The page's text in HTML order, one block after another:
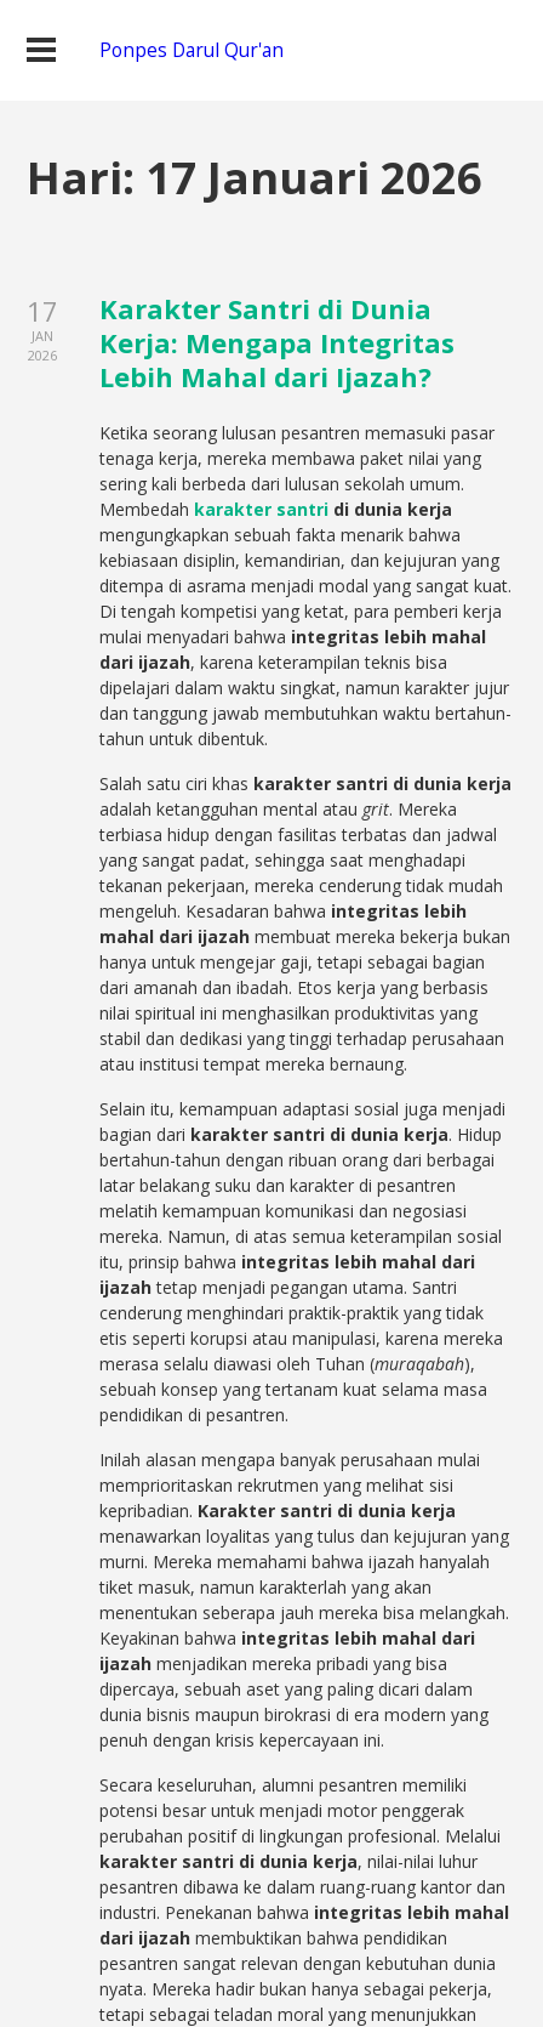
Ponpes Darul Qur'an
Hari: 17 Januari 2026
17
JAN
2026
Karakter Santri di Dunia
Kerja: Mengapa Integritas
Lebih Mahal dari Ijazah?
Ketika seorang lulusan pesantren memasuki pasar
tenaga kerja, mereka membawa paket nilai yang
sering kali berbeda dari lulusan sekolah umum.
Membedah karakter santri di dunia kerja
mengungkapkan sebuah fakta menarik bahwa
kebiasaan disiplin, kemandirian, dan kejujuran yang
ditempa di asrama menjadi modal yang sangat kuat.
Di tengah kompetisi yang ketat, para pemberi kerja
mulai menyadari bahwa integritas lebih mahal
dari ijazah, karena keterampilan teknis bisa
dipelajari dalam waktu singkat, namun karakter jujur
dan tanggung jawab membutuhkan waktu bertahun-
tahun untuk dibentuk.
Salah satu ciri khas karakter santri di dunia kerja
adalah ketangguhan mental atau grit. Mereka
terbiasa hidup dengan fasilitas terbatas dan jadwal
yang sangat padat, sehingga saat menghadapi
tekanan pekerjaan, mereka cenderung tidak mudah
mengeluh. Kesadaran bahwa integritas lebih
mahal dari ijazah membuat mereka bekerja bukan
hanya untuk mengejar gaji, tetapi sebagai bagian
dari amanah dan ibadah. Etos kerja yang berbasis
nilai spiritual ini menghasilkan produktivitas yang
stabil dan dedikasi yang tinggi terhadap perusahaan
atau institusi tempat mereka bernaung.
Selain itu, kemampuan adaptasi sosial juga menjadi
bagian dari karakter santri di dunia kerja. Hidup
bertahun-tahun dengan ribuan orang dari berbagai
latar belakang suku dan karakter di pesantren
melatih kemampuan komunikasi dan negosiasi
mereka. Namun, di atas semua keterampilan sosial
itu, prinsip bahwa integritas lebih mahal dari
ijazahtetap menjadi pegangan utama. Santri
cenderung menghindari praktik-praktik yang tidak
etis seperti korupsi atau manipulasi, karena mereka
merasa selalu diawasi oleh Tuhan (muraqabah),
sebuah konsep yang tertanam kuat selama masa
pendidikan di pesantren.
Inilah alasan mengapa banyak perusahaan mulai
memprioritaskan rekrutmen yang melihat sisi
kepribadian. Karakter santri di dunia kerja
menawarkan loyalitas yang tulus dan kejujuran yang
murni. Mereka memahami bahwa ijazah hanyalah
tiket masuk, namun karakterlah yang akan
menentukan seberapa jauh mereka bisa melangkah.
Keyakinan bahwa integritas lebih mahal dari
ijazah menjadikan mereka pribadi yang bisa
dipercaya, sebuah aset yang paling dicari dalam
dunia bisnis maupun birokrasi di era modern yang
penuh dengan krisis kepercayaan ini.
Secara keseluruhan, alumni pesantren memiliki
potensi besar untuk menjadi motor penggerak
perubahan positif di lingkungan profesional. Melalui
karakter santri di dunia kerja, nilai-nilai luhur
pesantren dibawa ke dalam ruang-ruang kantor dan
industri. Penekanan bahwa integritas lebih mahal
dari ijazah membuktikan bahwa pendidikan
pesantren sangat relevan dengan kebutuhan dunia
nyata. Mereka hadir bukan hanya sebagai pekerja,
tetapi sebagai teladan moral yang menunjukkan